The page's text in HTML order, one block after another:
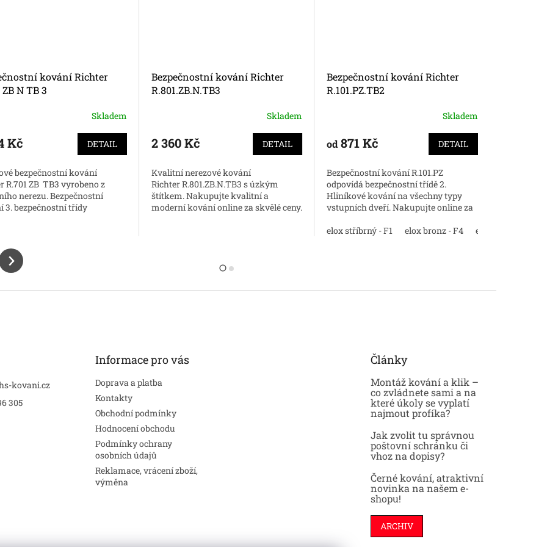
kování Richter
ZB N TB 3
Skladem
Kč DETAIL
bezpečnostní kování
R.701 ZB TB3 vyrobeno z
nerezu. Bezpečnostní
3. bezpečnostní třídy
Bezpečnostní kování Richter
R.801.ZB.N.TB3
Skladem
2 360 Kč DETAIL
Kvalitní nerezové kování
Richter R.801.ZB.N.TB3 s úzkým
štítkem. Nakupujte kvalitní a
moderní kování online za skvělé ceny.
Bezpečnostní kování Richter
R.101.PZ.TB2
Skladem
od871 Kč DETAIL
Bezpečnostní kování R.101.PZ
odpovídá bezpečnostní třídě 2.
Hliníkové kování na všechny typy
vstupních dveří. Nakupujte online za
elox stříbrný - F1
elox bronz - F4 elox nerez - F9
kovani.cz
305
Informace pro vás
Doprava a platba
Kontakty
Obchodní podmínky
Hodnocení obchodu
Podmínky ochrany
osobních údajů
Reklamace, vrácení zboží,
výměna
Články
Montáž kování a klik –
co zvládnete sami a na
které úkoly se vyplatí
najmout profíka?
Jak zvolit tu správnou
poštovní schránku či
vhoz na dopisy?
Černé kování, atraktivní
novinka na našem e-
shopu!
ARCHIV